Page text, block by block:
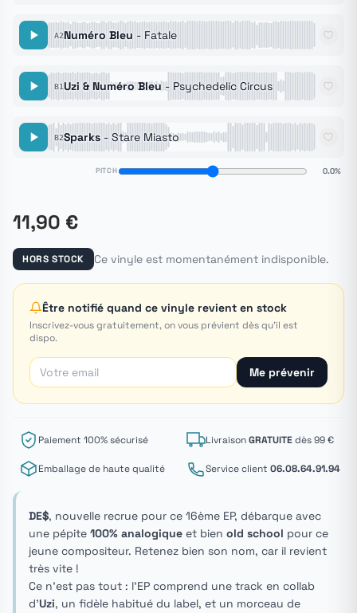
A2Numéro Bleu - Fatale
B1Uzi & Numéro Bleu- Psychedelic Circus
B2Sparks - Stare Miasto
PITCH 0.0%
11,90 €
HORS STOCK Ce vinyle est momentanément indisponible.
Être notifié quand ce vinyle revient en stock
Inscrivez-vous gratuitement, on vous prévient dès qu'il est
dispo.
Me prévenir
Paiement 100% sécurisé LivraisonGRATUITEdès 99 €
Emballage de haute qualité Service client 06.08.64.91.94
DE$, nouvelle recrue pour ce 16ème EP, débarque avec
une pépite 100% analogique et bien old school pour ce
jeune compositeur. Retenez bien son nom, car il revient
très vite !
Ce n'est pas tout : l'EP comprend une track en collab
d'Uzi, un fidèle habitué du label, et un morceau de